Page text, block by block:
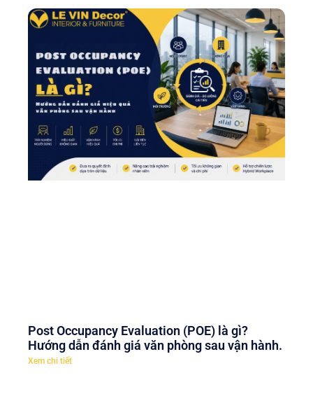
Post Occupancy Evaluation (POE) là gì?
Hướng dẫn đánh giá văn phòng sau vận hành.
Xem chi tiết